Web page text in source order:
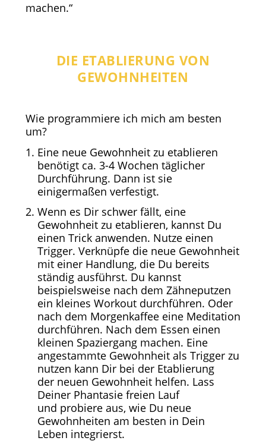
machen.“
DIE ETABLIERUNG VON
GEWOHNHEITEN
Wie programmiere ich mich am besten
um?
Eine neue Gewohnheit zu etablieren
benötigt ca. 3-4 Wochen täglicher
Durchführung. Dann ist sie
einigermaßen verfestigt.
Wenn es Dir schwer fällt, eine
Gewohnheit zu etablieren, kannst Du
einen Trick anwenden. Nutze einen
Trigger. Verknüpfe die neue Gewohnheit
mit einer Handlung, die Du bereits
ständig ausführst. Du kannst
beispielsweise nach dem Zähneputzen
ein kleines Workout durchführen. Oder
nach dem Morgenkaffee eine Meditation
durchführen. Nach dem Essen einen
kleinen Spaziergang machen. Eine
angestammte Gewohnheit als Trigger zu
nutzen kann Dir bei der Etablierung
der neuen Gewohnheit helfen. Lass
Deiner Phantasie freien Lauf
und probiere aus, wie Du neue
Gewohnheiten am besten in Dein
Leben integrierst.